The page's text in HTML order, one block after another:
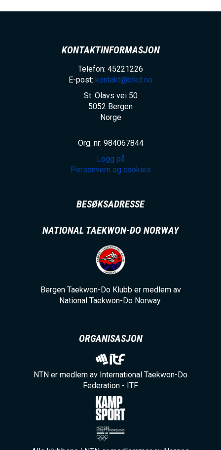
KONTAKTINFORMASJON
Telefon: 45221226
E-post: kontakt@btkd.no
St. Olavs vei 50
5052 Bergen
Norge
Org. nr: 984067844
Logg på
Personvern og cookies
BESØKSADRESSE
NATIONAL TAEKWON-DO NORWAY
Bergen Taekwon-Do Klubb er medlem av
National Taekwon-Do Norway.
ORGANISASJON
NTN er medlem av International Taekwon-Do
Federation - ITF